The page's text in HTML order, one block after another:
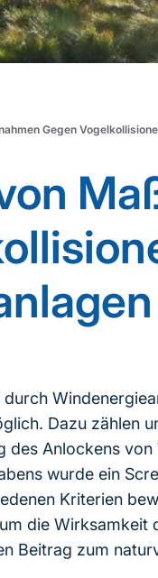
Gegen
Dazu zählen
des Anlockens
wurde ein
Kriterien
die Wirksamkeit
Beitrag zum